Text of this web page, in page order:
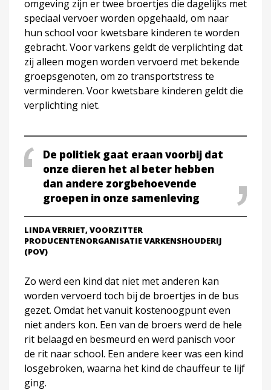
omgeving zijn er twee broertjes die dagelijks met
speciaal vervoer worden opgehaald, om naar
hun school voor kwetsbare kinderen te worden
gebracht. Voor varkens geldt de verplichting dat
zij alleen mogen worden vervoerd met bekende
groepsgenoten, om zo transportstress te
verminderen. Voor kwetsbare kinderen geldt die
verplichting niet.
De politiek gaat eraan voorbij dat
onze dieren het al beter hebben
dan andere zorgbehoevende
groepen in onze samenleving
LINDA VERRIET, VOORZITTER
PRODUCENTENORGANISATIE VARKENSHOUDERIJ
(POV)
Zo werd een kind dat niet met anderen kan
worden vervoerd toch bij de broertjes in de bus
gezet. Omdat het vanuit kostenoogpunt even
niet anders kon. Een van de broers werd de hele
rit belaagd en besmeurd en werd panisch voor
de rit naar school. Een andere keer was een kind
losgebroken, waarna het kind de chauffeur te lijf
ging.